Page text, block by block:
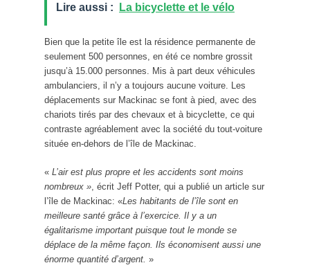
Lire aussi : La bicyclette et le vélo
Bien que la petite île est la résidence permanente de
seulement 500 personnes, en été ce nombre grossit
jusqu’à 15.000 personnes. Mis à part deux véhicules
ambulanciers, il n’y a toujours aucune voiture. Les
déplacements sur Mackinac se font à pied, avec des
chariots tirés par des chevaux et à bicyclette, ce qui
contraste agréablement avec la société du tout-voiture
située en-dehors de l’île de Mackinac.
« L’air est plus propre et les accidents sont moins
nombreux » , écrit Jeff Potter, qui a publié un article sur
l’île de Mackinac: «Les habitants de l’île sont en
meilleure santé grâce à l’exercice. Il y a un
égalitarisme important puisque tout le monde se
déplace de la même façon. Ils économisent aussi une
énorme quantité d’argent. »